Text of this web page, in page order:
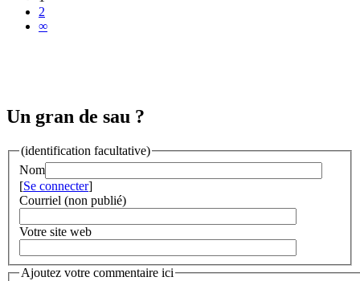
2
∞
Un gran de sau ?
(identification facultative)
Nom
[Se connecter]
Courriel (non publié)
Votre site web
Ajoutez votre commentaire ici